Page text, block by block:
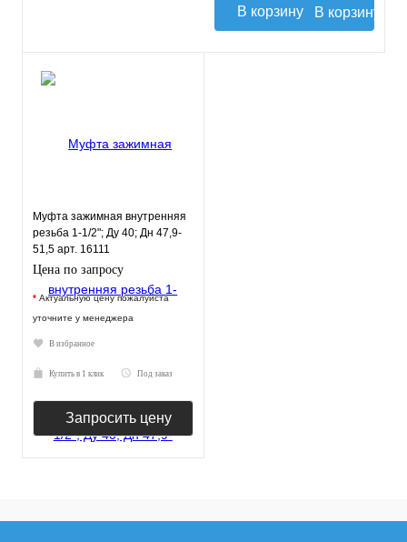
В корзину
Муфта зажимная внутренняя
резьба 1-1/2"; Ду 40; Дн 47,9-
51,5 арт. 16111
Цена по запросу
* Актуальную цену пожалуйста
уточните у менеджера
В избранное
Купить в 1 клик Под заказ
Запросить цену